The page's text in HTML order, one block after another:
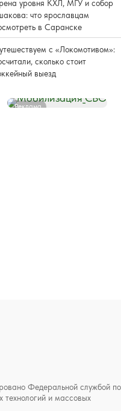
уровня КХЛ, МГУ и собор
что ярославцам
в Саранске
с «Локомотивом»:
сколько стоит
выезд
Реклама
Федеральной службой по
технологий и массовых